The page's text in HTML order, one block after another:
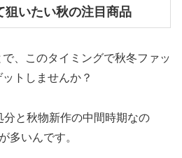
いたい秋の注目商品
、このタイミングで秋冬ファッ
トしませんか？
と秋物新作の中間時期なの
多いんです。